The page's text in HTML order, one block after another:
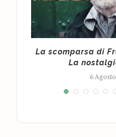
La scomparsa di
La
6